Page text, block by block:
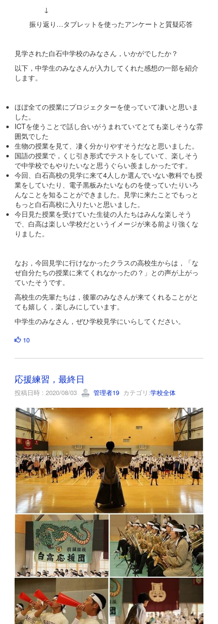
↓
振り返り…タブレットを使ったアンケートと質疑応答
見学された白石中学校のみなさん，いかがでしたか？
以下，中学生のみなさんが入力してくれた感想の一部を紹介
します。
ほぼ全ての授業にプロジェクターを使っていて凄いと思いま
した。
ICTを使うことで話し合いがうまれていてとても楽しそうな雰
囲気でした
生物の授業を見て、凄く分かりやすそうだなと思いました。
国語の授業で，くじ引き形式でテストをしていて、楽しそう
で中学校でもやりたいなと思うぐらい羨ましかったです。
今回、白石高校の見学に来て4人しか選んでいない教科でも授
業をしていたり、電子黒板みたいなものを使っていたりいろ
んなことを知ることができました。見学に来たことでもっと
もっと白石高校に入りたいと思いました。
今日見た授業を受けていた生徒の人たちはみんな楽しそう
で、白高は楽しい学校だというイメージが来る前より強くな
りました。
なお，今回見学に行けなかったクラスの高校生からは，「な
ぜ自分たちの授業に来てくれなかったの？」との声が上がっ
ていたそうです。
高校生の先輩たちは，後輩のみなさんが来てくれることがと
ても嬉しく，楽しみにしています。
中学生のみなさん，ぜひ学校見学にいらしてください。
10
応援練習，最終日
投稿日時 : 2020/08/03 管理者19 カテゴリ:学校全体